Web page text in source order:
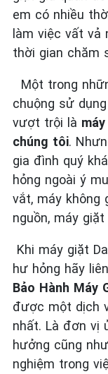
em có nhiều
làm việc vất vả
thời gian chăm
Một trong
chuộng sử
vượt trội là
chúng tôi.
gia đình quý
hỏng ngoài ý
vắt, máy không
nguồn, máy
Khi máy giặt
hư hỏng hãy
Bảo Hành Máy
được một dịch
nhất. Là đơn vị
hưởng cũng
nghiệm trong